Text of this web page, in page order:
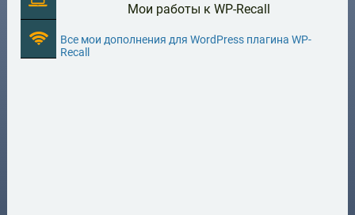
Мои работы к WP-Recall
Все мои дополнения для WordPress плагина WP-
Recall